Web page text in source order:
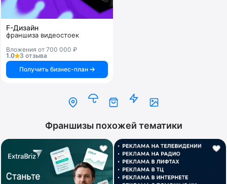
F-Дизайн
франшиза видеостоек
Вложения от 700 000 ₽
1.0
3 отзыва
Получить бизнес-план
Франшизы похожей тематики